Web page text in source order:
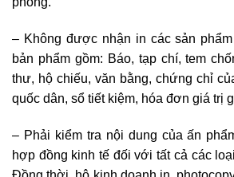
– Không được nhận in các sản
bản phẩm gồm: Báo, tạp chí, tem
thư, hộ chiếu, văn bằng, chứng chỉ
quốc dân, sổ tiết kiệm, hóa đơn giá trị
– Phải kiểm tra nội dung của ấn
hợp đồng kinh tế đối với tất cả các